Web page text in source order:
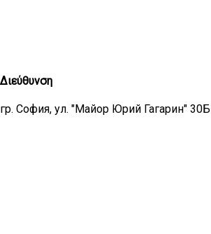
Διεύθυνση
гр. София, ул. "Майор Юрий Гагарин" 30Б